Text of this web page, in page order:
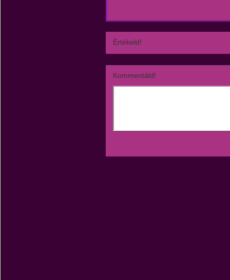
Értékeld!
Kommentáld!